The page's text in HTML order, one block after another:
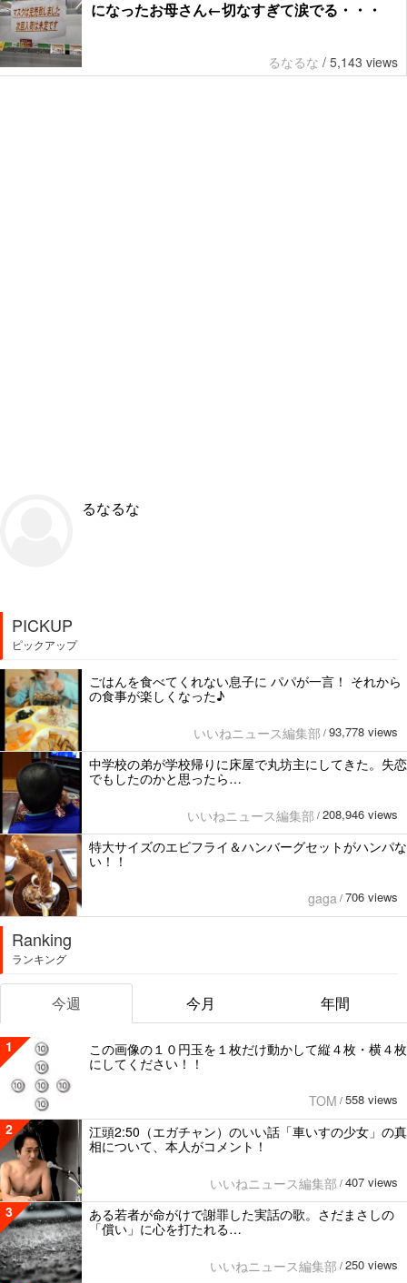
になったお母さん←切なすぎて涙でる・・・
るなるな / 5,143 views
るなるな
PICKUP
ピックアップ
ごはんを食べてくれない息子に パパが一言！ それから
の食事が楽しくなった♪
いいねニュース編集部 / 93,778 views
中学校の弟が学校帰りに床屋で丸坊主にしてきた。失恋
でもしたのかと思ったら…
いいねニュース編集部 / 208,946 views
特大サイズのエビフライ＆ハンバーグセットがハンパな
い！！
gaga / 706 views
Ranking
ランキング
今週 今月 年間
1
この画像の１０円玉を１枚だけ動かして縦４枚・横４枚
にしてください！！
TOM / 558 views
2
江頭2:50（エガチャン）のいい話「車いすの少女」の真
相について、本人がコメント！
いいねニュース編集部 / 407 views
3
ある若者が命がけで謝罪した実話の歌。さだまさしの
「償い」に心を打たれる…
いいねニュース編集部 / 250 views